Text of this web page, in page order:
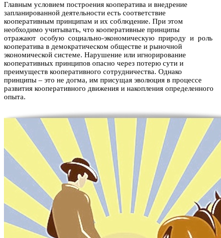
Главным условием построения кооператива и внедрение
запланированной деятельности есть соответствие
кооперативным принципам и их соблюдение. При этом
необходимо учитывать, что кооперативные принципы
отражают особую социально-экономическую природу и роль
кооператива в демократическом обществе и рыночной
экономической системе. Нарушение или игнорирование
кооперативных принципов опасно через потерю сути и
преимуществ кооперативного сотрудничества. Однако
принципы – это не догма, им присущая эволюция в процессе
развития кооперативного движения и накопления определенного
опыта.